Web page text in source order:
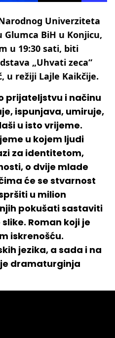
Univerziteta
BiH u Konjicu,
u 19:30 sati, biti
„Uhvati zeca“
u režiji Lajle Kaikčije.
prijateljstvu i načinu
ispunjava, umiruje,
u isto vrijeme.
u kojem ljudi
za identitetom,
o dvije mlade
će se stvarnost
u milion
pokušati sastaviti
Roman koji je
iskrenošću.
jezika, a sada i na
dramaturginja